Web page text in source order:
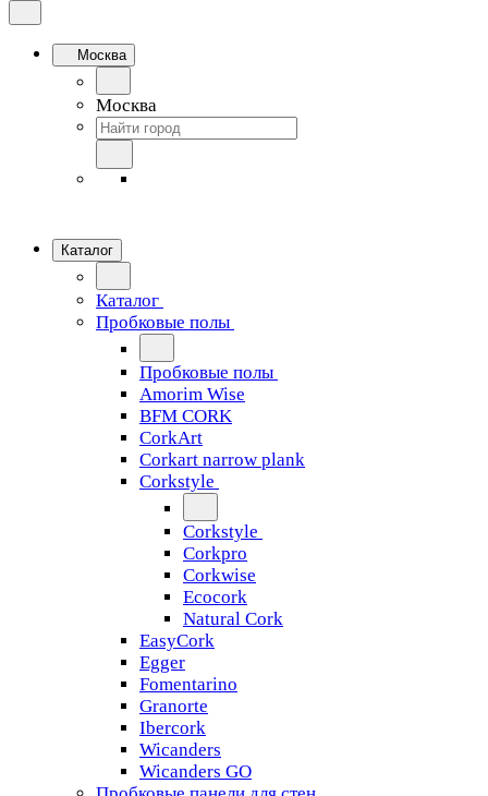
Москва
Москва
Каталог
Каталог
Пробковые полы
Пробковые полы
Amorim Wise
BFM CORK
CorkArt
Corkart narrow plank
Corkstyle
Corkstyle
Corkpro
Corkwise
Ecocork
Natural Cork
EasyCork
Egger
Fomentarino
Granorte
Ibercork
Wicanders
Wicanders GO